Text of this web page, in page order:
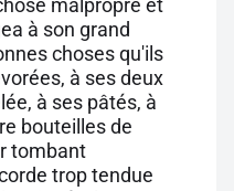
malpropre et
à son grand
choses qu'ils
à ses deux
à ses pâtés, à
bouteilles de
tombant
trop tendue